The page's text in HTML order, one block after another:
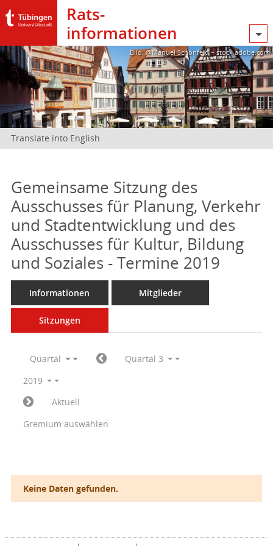
Rats­
informationen
Bild: @Manuel Schönfeld – stock.adobe.com
Translate into English
Gemeinsame Sitzung des
Ausschusses für Planung, Verkehr
und Stadtentwicklung und des
Ausschusses für Kultur, Bildung
und Soziales - Termine 2019
Informationen Mitglieder
Sitzungen
Quartal
Quartal 3
2019
Aktuell
Gremium auswählen
Keine Daten gefunden.